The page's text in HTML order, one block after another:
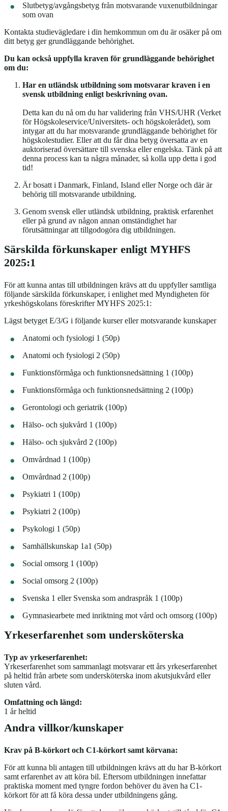
Slutbetyg/avgångsbetyg från motsvarande vuxenutbildningar
som ovan
Kontakta studievägledare i din hemkommun om du är osäker på om
ditt betyg ger grundläggande behörighet.
Du kan också uppfylla kraven för grundläggande behörighet
om du:
Har en utländsk utbildning som motsvarar kraven i en
svensk utbildning enligt beskrivning ovan.
Detta kan du nå om du har validering från VHS/UHR (Verket
för Högskoleservice/Universitets- och högskolerådet), som
intygar att du har motsvarande grundläggande behörighet för
högskolestudier. Eller att du får dina betyg översatta av en
auktoriserad översättare till svenska eller engelska. Tänk på att
denna process kan ta några månader, så kolla upp detta i god
tid!
Är bosatt i Danmark, Finland, Island eller Norge och där är
behörig till motsvarande utbildning.
Genom svensk eller utländsk utbildning, praktisk erfarenhet
eller på grund av någon annan omständighet har
förutsättningar att tillgodogöra dig utbildningen.
Särskilda förkunskaper enligt MYHFS
2025:1
För att kunna antas till utbildningen krävs att du uppfyller samtliga
följande särskilda förkunskaper, i enlighet med Myndigheten för
yrkeshögskolans föreskrifter MYHFS 2025:1:
Lägst betyget E/3/G i följande kurser eller motsvarande kunskaper
Anatomi och fysiologi 1 (50p)
Anatomi och fysiologi 2 (50p)
Funktionsförmåga och funktionsnedsättning 1 (100p)
Funktionsförmåga och funktionsnedsättning 2 (100p)
Gerontologi och geriatrik (100p)
Hälso- och sjukvård 1 (100p)
Hälso- och sjukvård 2 (100p)
Omvårdnad 1 (100p)
Omvårdnad 2 (100p)
Psykiatri 1 (100p)
Psykiatri 2 (100p)
Psykologi 1 (50p)
Samhällskunskap 1a1 (50p)
Social omsorg 1 (100p)
Social omsorg 2 (100p)
Svenska 1 eller Svenska som andraspråk 1 (100p)
Gymnasiearbete med inriktning mot vård och omsorg (100p)
Yrkeserfarenhet som undersköterska
Typ av yrkeserfarenhet:
Yrkeserfarenhet som sammanlagt motsvarar ett års yrkeserfarenhet
på heltid från arbete som undersköterska inom akutsjukvård eller
sluten vård.
Omfattning och längd:
1 år heltid
Andra villkor/kunskaper
Krav på B-körkort och C1-körkort samt körvana:
För att kunna bli antagen till utbildningen krävs att du har B-körkort
samt erfarenhet av att köra bil. Eftersom utbildningen innefattar
praktiska moment med tyngre fordon behöver du även ha C1-
körkort för att få köra dessa under utbildningens gång.